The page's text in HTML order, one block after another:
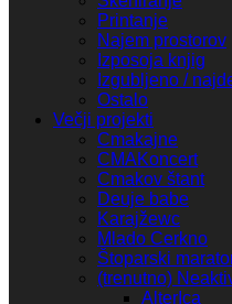
Printanje
Najem prostorov
Izposoja knjig
Izgubljeno /
Ostalo
Večji projekti
Cmakajne
CMAKoncert
Cmakov štant
Deuje babe
Karajžewc
Mlado Cerkno
Štoparski
(trenutno)
AlterIca